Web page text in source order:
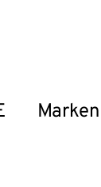
Marken